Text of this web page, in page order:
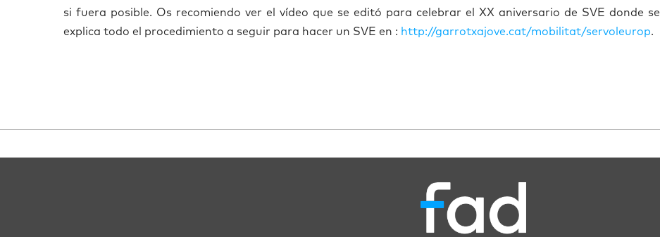
si fuera posible. Os recomiendo ver el vídeo que se editó para celebrar el XX aniversario de SVE donde se
explica todo el procedimiento a seguir para hacer un SVE en : http://garrotxajove.cat/mobilitat/servoleurop.